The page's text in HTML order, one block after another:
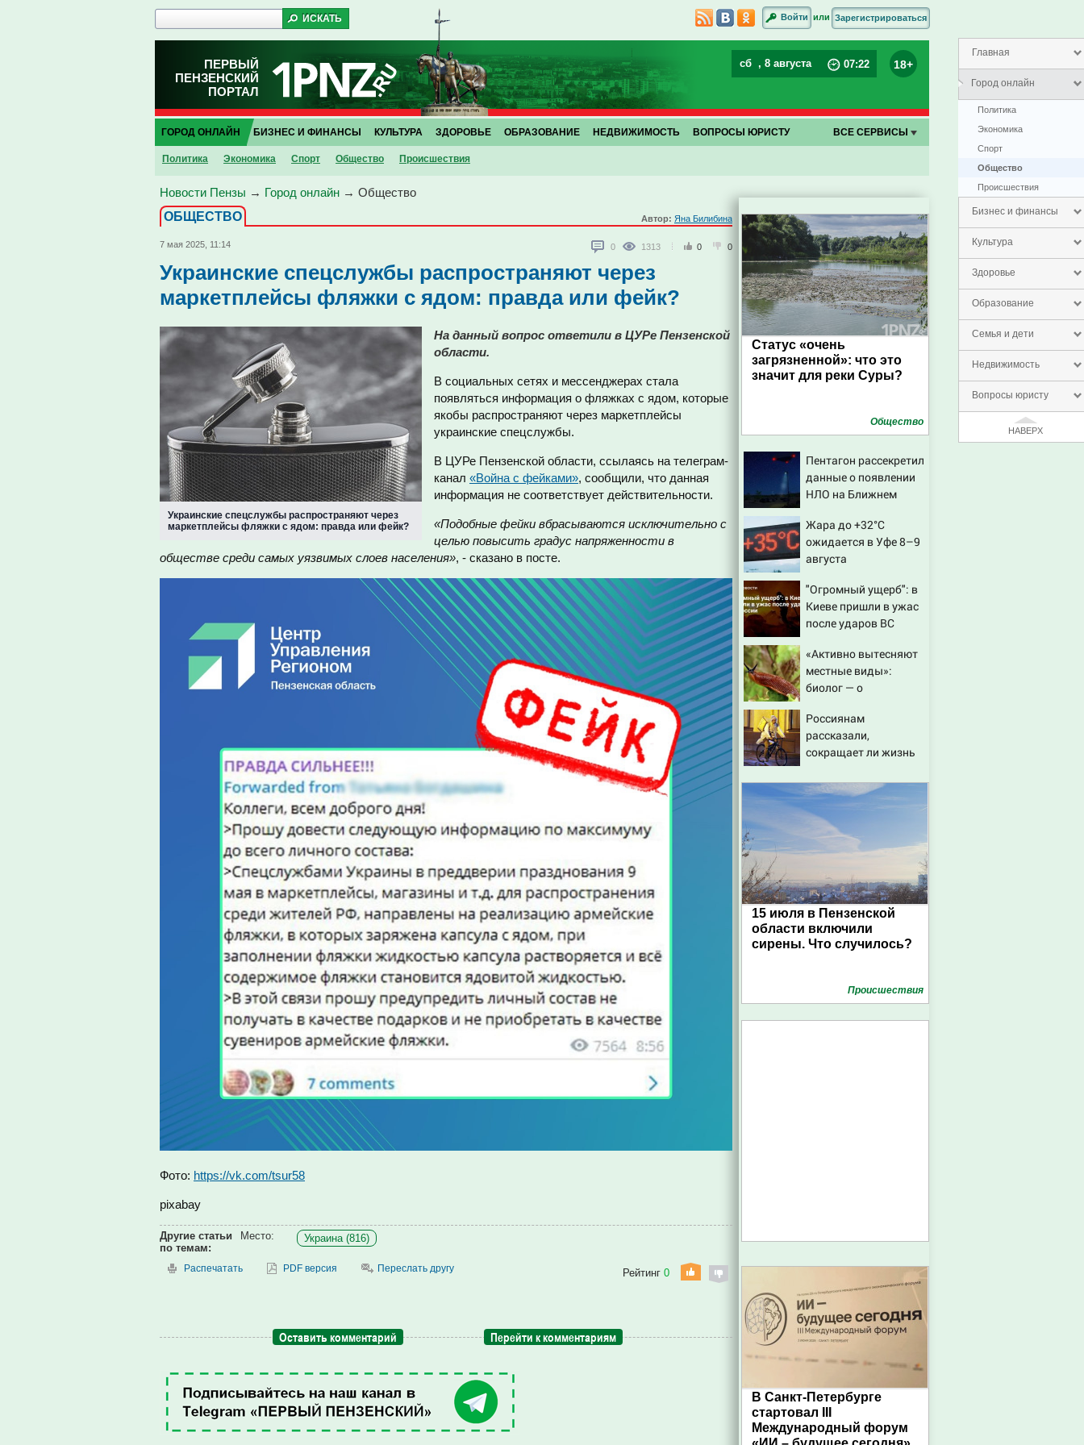
Главная
Город онлайн
Политика
Экономика
Спорт
Общество
Проиcшествия
Бизнес и финансы
Культура
Здоровье
Образование
Семья и дети
Недвижимость
Вопросы юристу
НАВЕРХ
Войти или Зарегистрироваться
ПЕРВЫЙ
ПЕНЗЕНСКИЙ
ПОРТАЛ
сб , 8 августа 07:23 18+
ГОРОД ОНЛАЙН
Политика Экономика Спорт Общество Проиcшествия
БИЗНЕС И ФИНАНСЫ КУЛЬТУРА ЗДОРОВЬЕ ОБРАЗОВАНИЕ НЕДВИЖИМОСТЬ ВОПРОСЫ ЮРИСТУ ВСЕ СЕРВИСЫ
Новости Пензы → Город онлайн → Общество
ОБЩЕСТВО
Автор: Яна Билибина
7 мая 2025, 11:14 0 1313 0 0
Украинские спецслужбы распространяют через
маркетплейсы фляжки с ядом: правда или фейк?
Украинские спецслужбы распространяют через
маркетплейсы фляжки с ядом: правда или фейк?
На данный вопрос ответили в ЦУРе Пензенской
области.
В социальных сетях и мессенджерах стала
появляться информация о фляжках с ядом, которые
якобы распространяют через маркетплейсы
украинские спецслужбы.
В ЦУРе Пензенской области, ссылаясь на телеграм-
канал «Война с фейками», сообщили, что данная
информация не соответствует действительности.
«Подобные фейки вбрасываются исключительно с
целью повысить градус напряженности в
обществе среди самых уязвимых слоев населения», - сказано в посте.
Фото: https://vk.com/tsur58
pixabay
Другие статьи
по темам:
Место: Украина (816)
Распечатать PDF версия Переслать другу Рейтинг 0
Оставить комментарий Перейти к комментариям
Статус «очень
загрязненной»: что это
значит для реки Суры?
Общество
Пентагон рассекретил
данные о появлении
НЛО на Ближнем
Жара до +32°C
ожидается в Уфе 8–9
августа
"Огромный ущерб": в
Киеве пришли в ужас
после ударов ВС
«Активно вытесняют
местные виды»:
биолог — о
испанских слизней и
эффективных
способах борьбы с
Россиянам
рассказали,
сокращает ли жизнь
15 июля в Пензенской
области включили
сирены. Что случилось?
Проиcшествия
В Санкт-Петербурге
стартовал III
Международный форум